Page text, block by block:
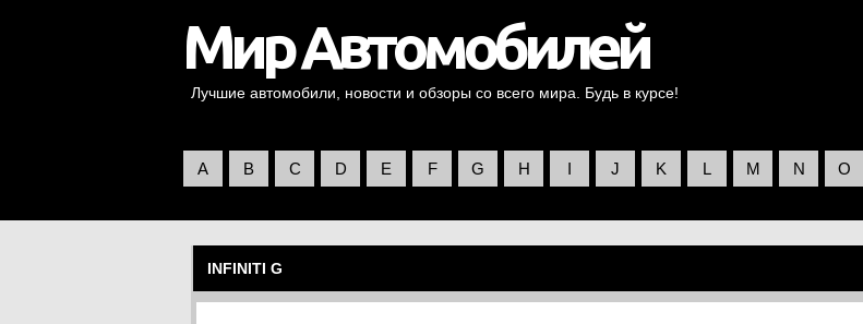
Лучшие автомобили, новости и обзоры со всего мира. Будь в курсе!
A B C D E F G H I J K L M N O
INFINITI G